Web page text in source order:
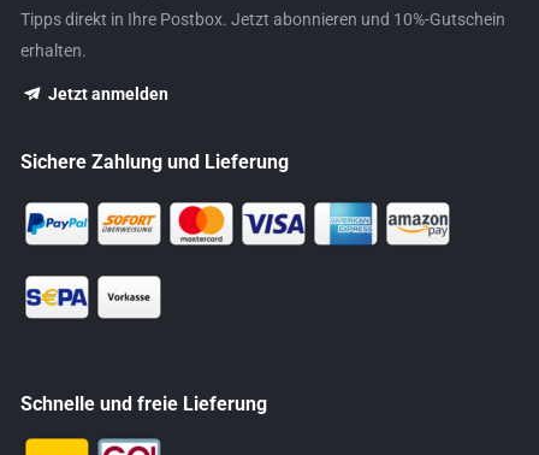
Tipps direkt in Ihre Postbox. Jetzt abonnieren und 10%-Gutschein
erhalten.
Jetzt anmelden
Sichere Zahlung und Lieferung
Schnelle und freie Lieferung